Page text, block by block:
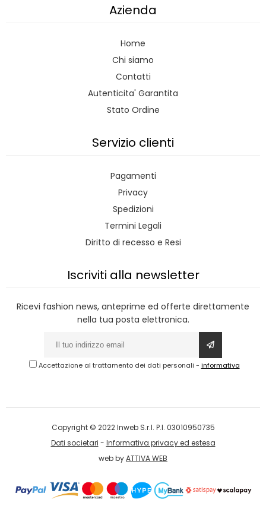
Azienda
Home
Chi siamo
Contatti
Autenticita' Garantita
Stato Ordine
Servizio clienti
Pagamenti
Privacy
Spedizioni
Termini Legali
Diritto di recesso e Resi
Iscriviti alla newsletter
Ricevi fashion news, anteprime ed offerte direttamente
nella tua posta elettronica.
Accettazione al trattamento dei dati personali - informativa
Copyright © 2022 Inweb S.r.l. P.I. 03010950735
Dati societari - Informativa privacy ed estesa
web byATTIVA WEB